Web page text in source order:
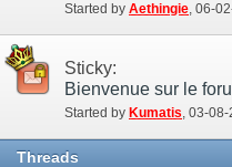
Started by Aethingie‎, 06-
Sticky:
Started by Kumatis ‎, 03-
Threads